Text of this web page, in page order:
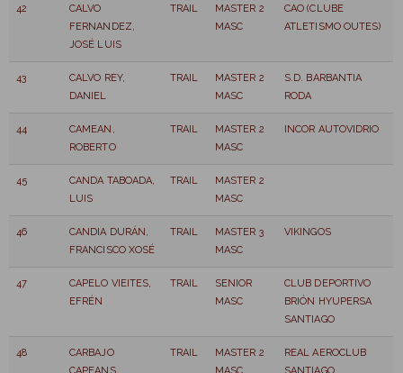
42
CALVO
FERNANDEZ,
JOSÉ LUIS
TRAIL
MASTER 2
MASC
CAO (CLUBE
ATLETISMO OUTES)
43
CALVO REY,
DANIEL
TRAIL
MASTER 2
MASC
S.D. BARBANTIA
RODA
44
CAMEAN,
ROBERTO
TRAIL
MASTER 2
MASC
INCOR AUTOVIDRIO
45
CANDA TABOADA,
LUIS
TRAIL
MASTER 2
MASC
46
CANDIA DURÁN,
FRANCISCO XOSÉ
TRAIL
MASTER 3
MASC
VIKINGOS
47
CAPELO VIEITES,
EFRÉN
TRAIL
SENIOR
MASC
CLUB DEPORTIVO
BRIÓN HYUPERSA
SANTIAGO
48
CARBAJO
CAPEANS,
TRAIL
MASTER 2
MASC
REAL AEROCLUB
SANTIAGO